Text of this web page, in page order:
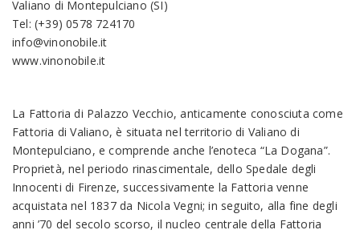
Valiano di Montepulciano (SI)
Tel: (+39) 0578 724170
info@vinonobile.it
www.vinonobile.it
La Fattoria di Palazzo Vecchio, anticamente conosciuta come
Fattoria di Valiano, è situata nel territorio di Valiano di
Montepulciano, e comprende anche l’enoteca “La Dogana”.
Proprietà, nel periodo rinascimentale, dello Spedale degli
Innocenti di Firenze, successivamente la Fattoria venne
acquistata nel 1837 da Nicola Vegni; in seguito, alla fine degli
anni ’70 del secolo scorso, il nucleo centrale della Fattoria